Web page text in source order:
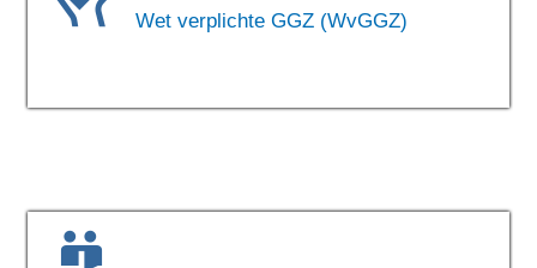
Wet verplichte GGZ (WvGGZ)